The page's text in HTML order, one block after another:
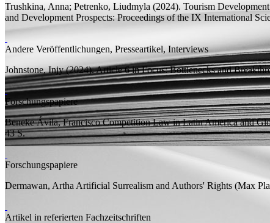
Trushkina, Anna; Petrenko, Liudmyla (2024). Tourism
and Development Prospects: Proceedings of the IX International
Andere Veröffentlichungen, Presseartikel, Interviews
Johnstone, Injy(2024). Article 6 in Focus: Bottlenecks and
Forschungspapiere
Beneke Ávila, Francisco Competition Law in Latin America and
43S.
Forschungspapiere
Dermawan, Artha Artificial Surrealism and Authors' Rights (Max
Artikel in referierten Fachzeitschriften